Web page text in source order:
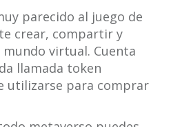
parecido al juego de
crear, compartir y
virtual. Cuenta
llamada token
utilizarse para comprar